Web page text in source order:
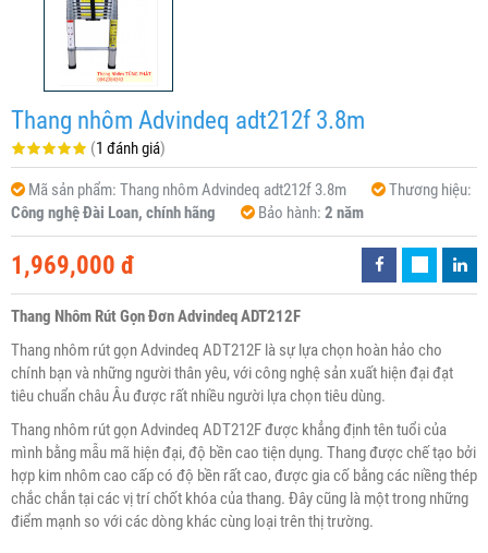
Thang nhôm Advindeq adt212f 3.8m
(1 đánh giá)
Mã sản phẩm: Thang nhôm Advindeq adt212f 3.8m
Thương hiệu:
Công nghệ Đài Loan, chính hãng
Bảo hành: 2 năm
1,969,000 đ
Thang Nhôm Rút Gọn Đơn Advindeq ADT212F
Thang nhôm rút gọn Advindeq ADT212F là sự lựa chọn hoàn hảo cho
chính bạn và những người thân yêu, với công nghệ sản xuất hiện đại đạt
tiêu chuẩn châu Âu được rất nhiều người lựa chọn tiêu dùng.
Thang nhôm rút gọn Advindeq ADT212F được khẳng định tên tuổi của
mình bằng mẫu mã hiện đại, độ bền cao tiện dụng. Thang được chế tạo bởi
hợp kim nhôm cao cấp có độ bền rất cao, được gia cố bằng các niềng thép
chắc chắn tại các vị trí chốt khóa của thang. Đây cũng là một trong những
điểm mạnh so với các dòng khác cùng loại trên thị trường.